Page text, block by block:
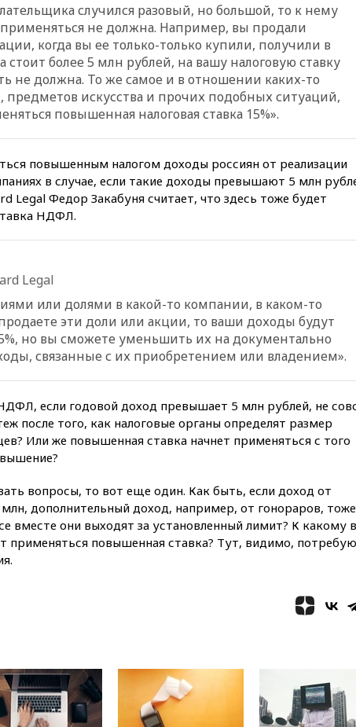
10:54 Президент ФИФА
Джанни Инфантино сумел
сохранить пост
10:38 Роскачество нашло
кишечную палочку в
пяти популярных сетей
фастфуда
10:19СКР рассматривает
произошедшего с Cessna-
10:18
В Приморье
подростки, планировавшие
09:59The Spectator:
09:54МВД Германии:
инцидент с дроном в
аэропорту Лейпцига —
«сценарий гибридной
фасад логокомплекса
Wildberries
09:18 В Ярославской
09:16 Трамп сообщил об
огромном запасе
в США
08:54 В Таиланде сегодня
Летчики с упавшего
Таджикистан и
SpaceX/Starlink расширяют
сотрудничество в сфере
случился разовый, но большой, то к нему
применяться не должна. Например, вы продали
когда вы ее только-только купили, получили в
стоит более 5 млн рублей, на вашу налоговую ставку
не должна. То же самое и в отношении каких-то
искусства и прочих подобных ситуаций,
повышенная налоговая ставка 15%».
повышенным налогом доходы россиян от реализации
в случае, если такие доходы превышают 5 млн
Legal Федор Закабуня считает, что здесь тоже будет
НДФЛ.
Legal
или долями в какой-то компании, в каком-то
эти доли или акции, то ваши доходы будут
но вы сможете уменьшить их на документально
связанные с их приобретением или владением».
если годовой доход превышает 5 млн рублей, не
после того, как налоговые органы определят размер
Или же повышенная ставка начнет применяться с того
вопросы, то вот еще один. Как быть, если доход от
дополнительный доход, например, от гонораров,
вместе они выходят за установленный лимит? К какому
применяться повышенная ставка? Тут, видимо,